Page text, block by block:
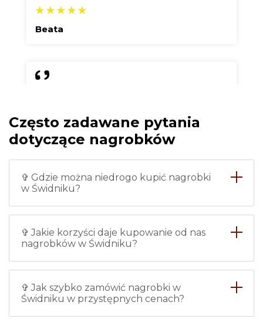
Beata
zamówiłam nagrobek w Świdniku
ze zdjęciem. Wszystko zostało
zrobione bardzo dokładnie i na
czas, nie mam żadnych zarzutów.
Instalację również wykonywali
profesjonaliści, więc śmiało
polecam.
Maria
Każdy z pracowników tej firmy -
Często zadawane pytania
dotyczące nagrobków
✞ Gdzie można niedrogo kupić nagrobki
w Świdniku?
✞ Jakie korzyści daje kupowanie od nas
nagrobków w Świdniku?
✞ Jak szybko zamówić nagrobki w
Świdniku w przystępnych cenach?